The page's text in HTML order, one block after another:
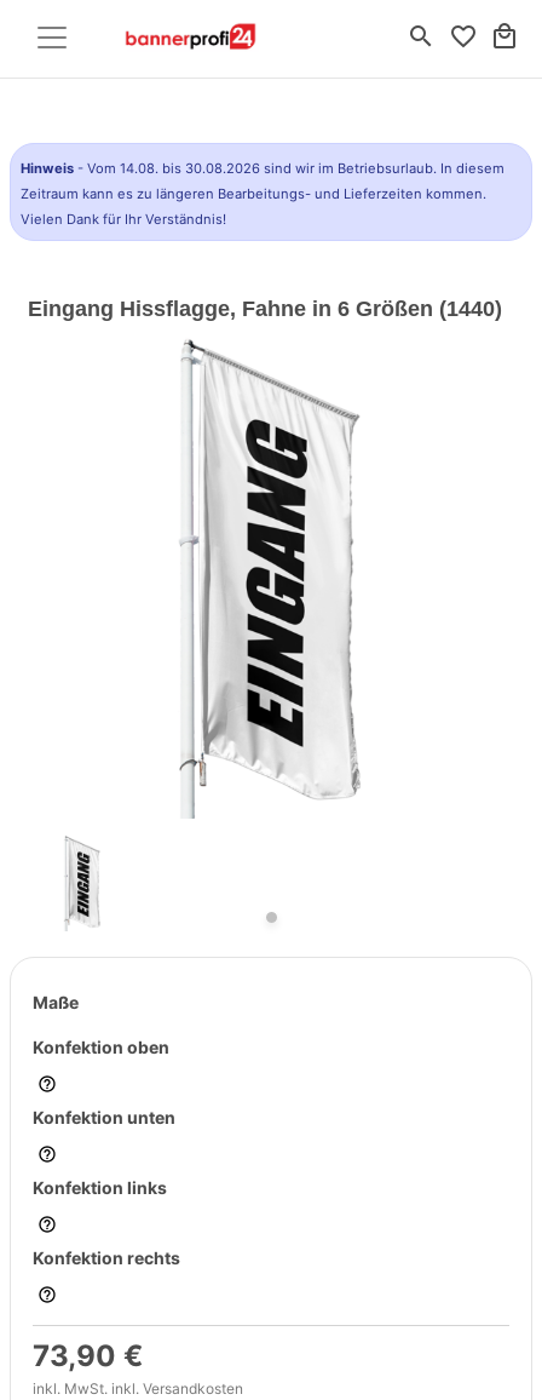
search favorite_border local_mall
Hinweis - Vom 14.08. bis 30.08.2026 sind wir im Betriebsurlaub. In diesem
Zeitraum kann es zu längeren Bearbeitungs- und Lieferzeiten kommen.
Vielen Dank für Ihr Verständnis!
Eingang Hissflagge, Fahne in 6 Größen (1440)
Maße
Konfektion oben
Konfektion unten
Konfektion links
Konfektion rechts
73,90 €
inkl. MwSt. inkl. Versandkosten